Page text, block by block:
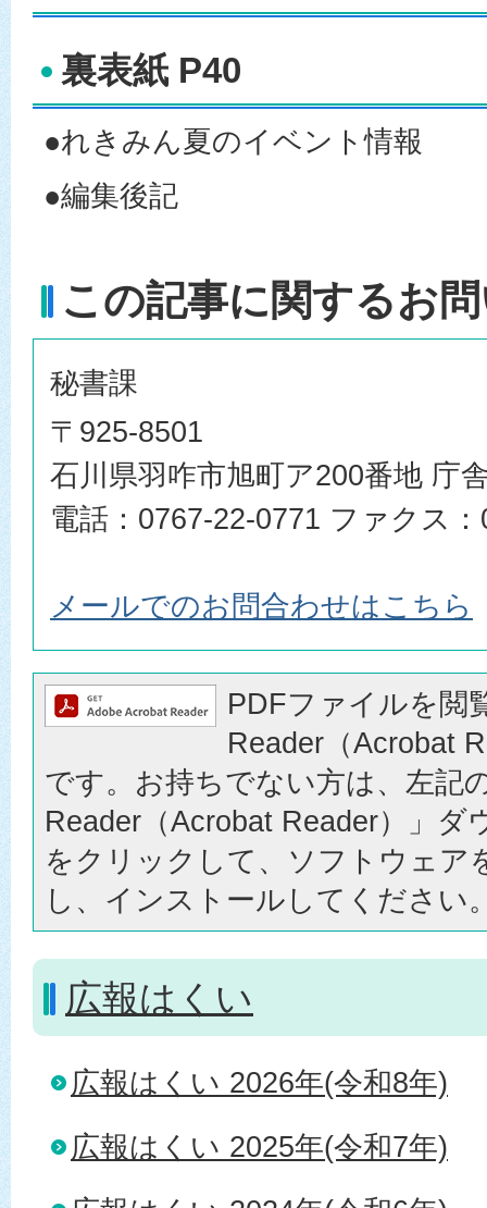
裏表紙 P40
●れきみん夏のイベント情報
●編集後記
この記事に関するお
秘書課
〒925-8501
石川県羽咋市旭町ア200番地 庁
電話：0767-22-0771 ファクス
メールでのお問合わせはこちら
PDFファイルを閲
Reader（Acrobat
です。お持ちでない方は、左記
Reader（Acrobat Reader）」ダ
をクリックして、ソフトウェア
し、インストールしてください
広報はくい
広報はくい 2026年(令和8年)
広報はくい 2025年(令和7年)